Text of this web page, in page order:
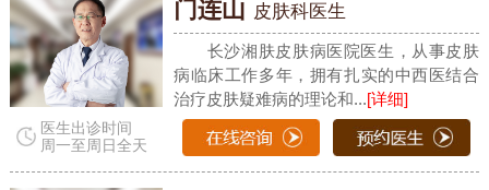
医生出诊时间
周一至周日全天
门连山 皮肤科医生
长沙湘肤皮肤病医院医生，从事皮肤
病临床工作多年，拥有扎实的中西医结合
治疗皮肤疑难病的理论和...[详细]